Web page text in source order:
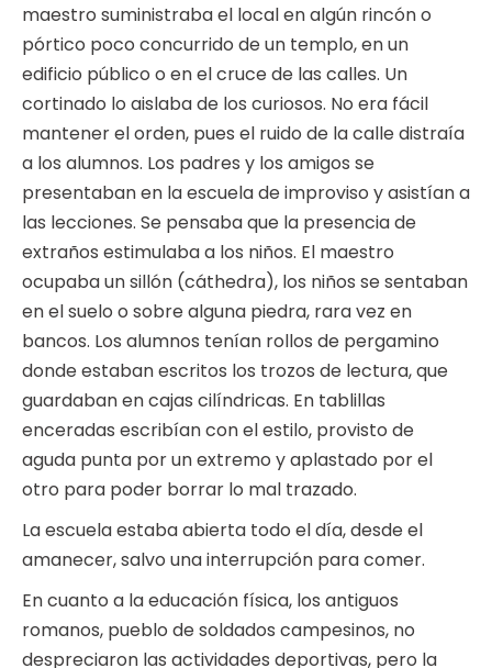
maestro suministraba el local en algún rincón o
pórtico poco concurrido de un templo, en un
edificio público o en el cruce de las calles. Un
cortinado lo aislaba de los curiosos. No era fácil
mantener el orden, pues el ruido de la calle distraía
a los alumnos. Los padres y los amigos se
presentaban en la escuela de improviso y asistían a
las lecciones. Se pensaba que la presencia de
extraños estimulaba a los niños. El maestro
ocupaba un sillón (cáthedra), los niños se sentaban
en el suelo o sobre alguna piedra, rara vez en
bancos. Los alumnos tenían rollos de pergamino
donde estaban escritos los trozos de lectura, que
guardaban en cajas cilíndricas. En tablillas
enceradas escribían con el estilo, provisto de
aguda punta por un extremo y aplastado por el
otro para poder borrar lo mal trazado.
La escuela estaba abierta todo el día, desde el
amanecer, salvo una interrupción para comer.
En cuanto a la educación física, los antiguos
romanos, pueblo de soldados campesinos, no
despreciaron las actividades deportivas, pero la